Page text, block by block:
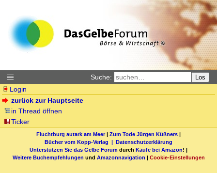
Suche: Los
Login
zurück zur Hauptseite
in Thread öffnen
Ticker
Fluchtburg autark am Meer| Zum Tode Jürgen Küßners |
Bücher vom Kopp-Verlag | Datenschutzerklärung
Unterstützen Sie das Gelbe Forum durch Käufe bei Amazon! |
Weitere Buchempfehlungen und Amazonnavigation | Cookie-Einstellungen